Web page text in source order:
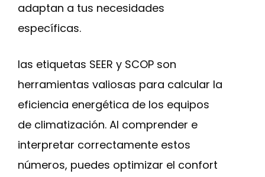
adaptan a tus necesidades
específicas.
las etiquetas SEER y SCOP son
herramientas valiosas para calcular la
eficiencia energética de los equipos
de climatización. Al comprender e
interpretar correctamente estos
números, puedes optimizar el confort